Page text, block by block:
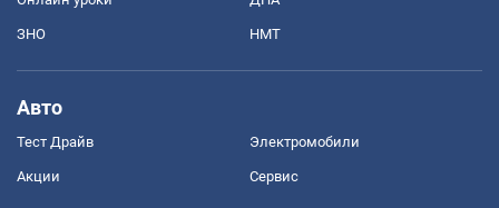
ЗНО НМТ
Авто
Тест Драйв Электромобили
Акции Сервис